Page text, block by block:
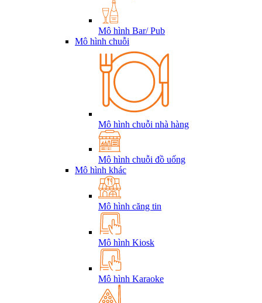
Mô hình Bar/ Pub
Mô hình chuỗi
Mô hình chuỗi nhà hàng
Mô hình chuỗi đồ uống
Mô hình khác
Mô hình căng tin
Mô hình Kiosk
Mô hình Karaoke